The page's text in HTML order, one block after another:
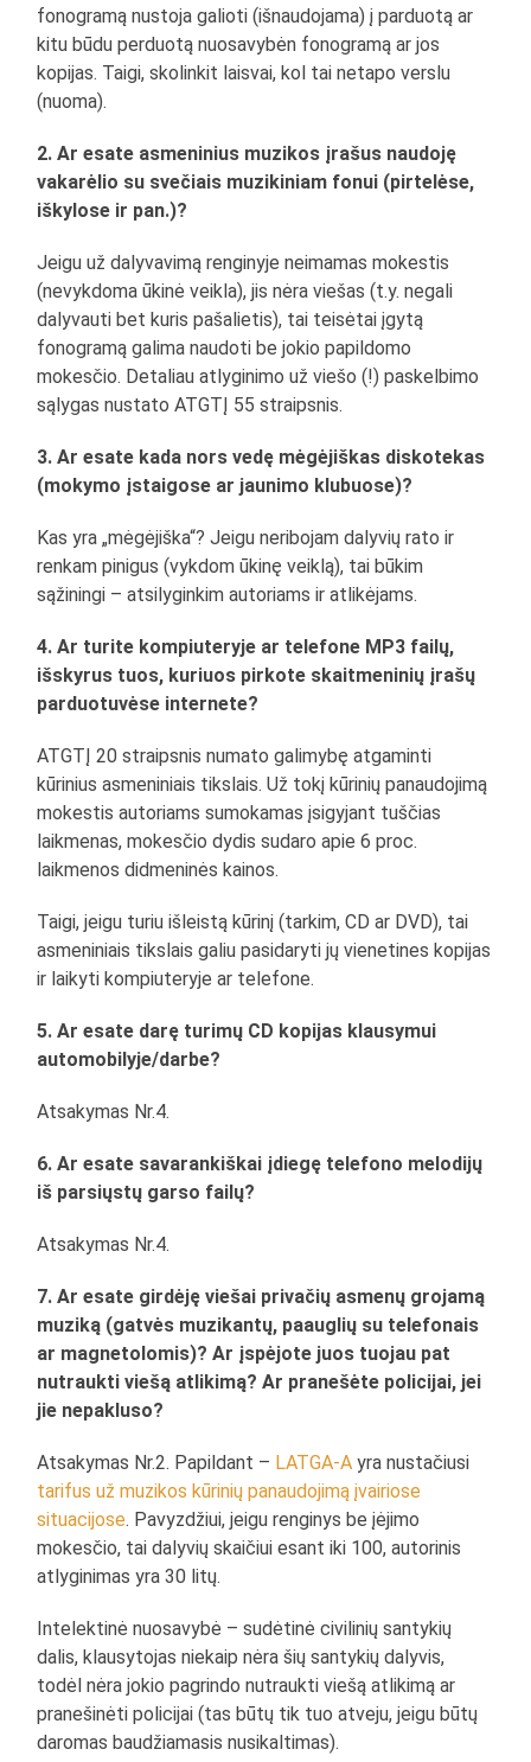
fonogramą nustoja galioti (išnaudojama) į parduotą ar
kitu būdu perduotą nuosavybėn fonogramą ar jos
kopijas. Taigi, skolinkit laisvai, kol tai netapo verslu
(nuoma).
2. Ar esate asmeninius muzikos įrašus naudoję
vakarėlio su svečiais muzikiniam fonui (pirtelėse,
iškylose ir pan.)?
Jeigu už dalyvavimą renginyje neimamas mokestis
(nevykdoma ūkinė veikla), jis nėra viešas (t.y. negali
dalyvauti bet kuris pašalietis), tai teisėtai įgytą
fonogramą galima naudoti be jokio papildomo
mokesčio. Detaliau atlyginimo už viešo (!) paskelbimo
sąlygas nustato ATGTĮ 55 straipsnis.
3. Ar esate kada nors vedę mėgėjiškas diskotekas
(mokymo įstaigose ar jaunimo klubuose)?
Kas yra „mėgėjiška“? Jeigu neribojam dalyvių rato ir
renkam pinigus (vykdom ūkinę veiklą), tai būkim
sąžiningi – atsilyginkim autoriams ir atlikėjams.
4. Ar turite kompiuteryje ar telefone MP3 failų,
išskyrus tuos, kuriuos pirkote skaitmeninių įrašų
parduotuvėse internete?
ATGTĮ 20 straipsnis numato galimybę atgaminti
kūrinius asmeniniais tikslais. Už tokį kūrinių panaudojimą
mokestis autoriams sumokamas įsigyjant tuščias
laikmenas, mokesčio dydis sudaro apie 6 proc.
laikmenos didmeninės kainos.
Taigi, jeigu turiu išleistą kūrinį (tarkim, CD ar DVD), tai
asmeniniais tikslais galiu pasidaryti jų vienetines kopijas
ir laikyti kompiuteryje ar telefone.
5. Ar esate darę turimų CD kopijas klausymui
automobilyje/darbe?
Atsakymas Nr.4.
6. Ar esate savarankiškai įdiegę telefono melodijų
iš parsiųstų garso failų?
Atsakymas Nr.4.
7. Ar esate girdėję viešai privačių asmenų grojamą
muziką (gatvės muzikantų, paauglių su telefonais
ar magnetolomis)? Ar įspėjote juos tuojau pat
nutraukti viešą atlikimą? Ar pranešėte policijai, jei
jie nepakluso?
Atsakymas Nr.2. Papildant – LATGA-A yra nustačiusi
tarifus už muzikos kūrinių panaudojimą įvairiose
situacijose. Pavyzdžiui, jeigu renginys be įėjimo
mokesčio, tai dalyvių skaičiui esant iki 100, autorinis
atlyginimas yra 30 litų.
Intelektinė nuosavybė – sudėtinė civilinių santykių
dalis, klausytojas niekaip nėra šių santykių dalyvis,
todėl nėra jokio pagrindo nutraukti viešą atlikimą ar
pranešinėti policijai (tas būtų tik tuo atveju, jeigu būtų
daromas baudžiamasis nusikaltimas).